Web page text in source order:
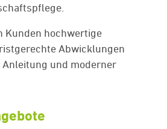
Kunden hochwertige
Abwicklungen
und moderner